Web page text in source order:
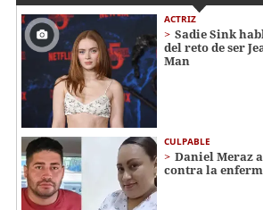
ACTRIZ
Sadie Sink
del reto de ser
Man
CULPABLE
Daniel Meraz
contra la